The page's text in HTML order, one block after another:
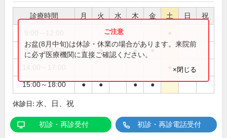
診療時間 月 火 水 木 金 土 日 祝
9:00～13:00 ● ● ● ●
15:00～18:00 ● ● ● ●
お盆(8月中旬)は休診・休業の場合があります。来院前
に必ず医療機関に直接ご確認ください。
×閉じる
休診日: 水、日、祝
初診・再診受付 初診・再診電話受付